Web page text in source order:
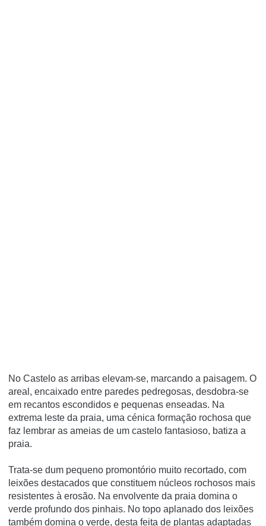
No Castelo as arribas elevam-se, marcando a paisagem. O
areal, encaixado entre paredes pedregosas, desdobra-se
em recantos escondidos e pequenas enseadas. Na
extrema leste da praia, uma cénica formação rochosa que
faz lembrar as ameias de um castelo fantasioso, batiza a
praia.
Trata-se dum pequeno promontório muito recortado, com
leixões destacados que constituem núcleos rochosos mais
resistentes à erosão. Na envolvente da praia domina o
verde profundo dos pinhais. No topo aplanado dos leixões
também domina o verde, desta feita de plantas adaptadas